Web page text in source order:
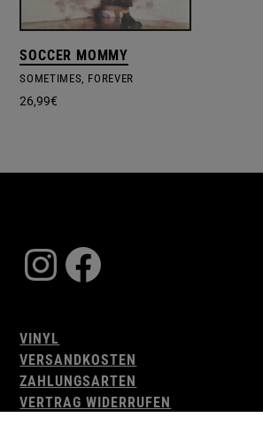
SOCCER MOMMY
SOMETIMES, FOREVER
26,99€
Instagram
Facebook
VINYL
VERSANDKOSTEN
ZAHLUNGSARTEN
VERTRAG WIDERRUFEN